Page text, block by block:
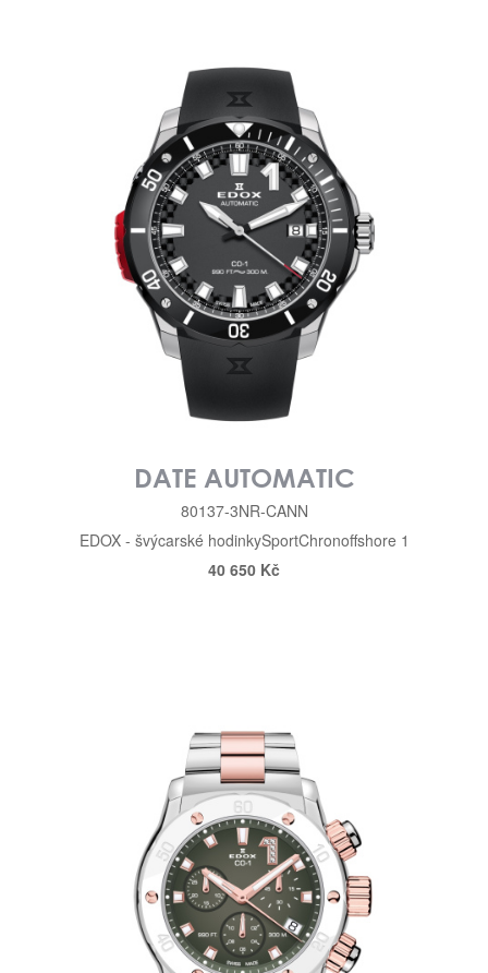
DATE AUTOMATIC
80137-3NR-CANN
EDOX - švýcarské hodinkySportChronoffshore 1
40 650 Kč